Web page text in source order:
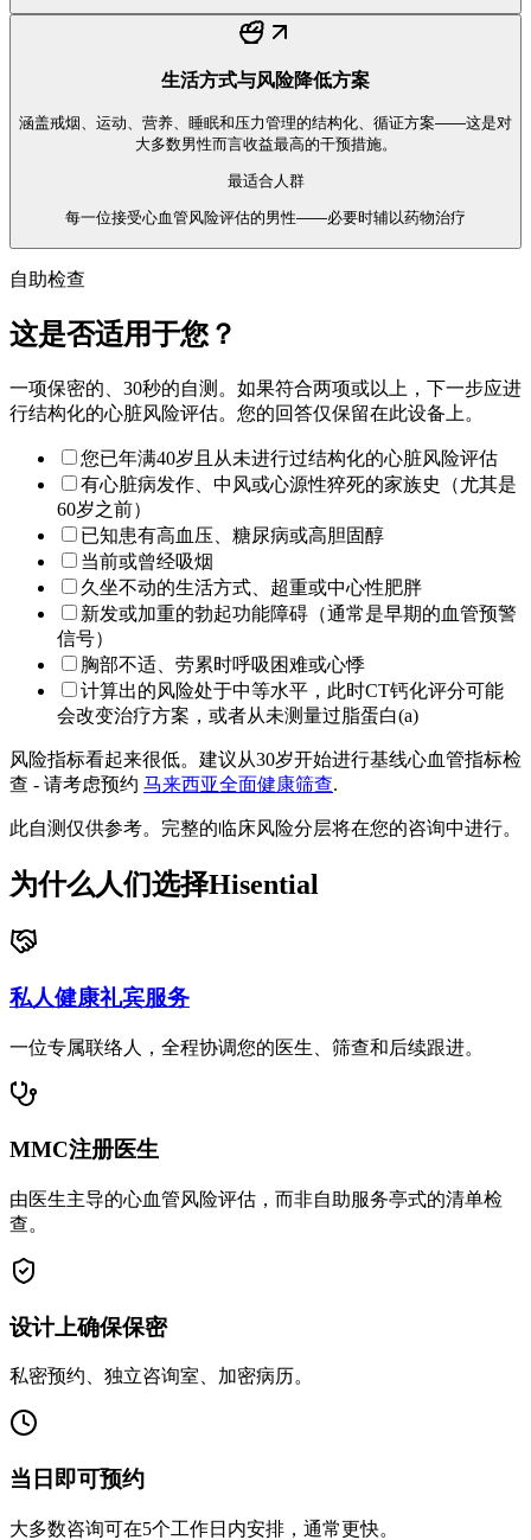
生活方式与风险降低方案
涵盖戒烟、运动、营养、睡眠和压力管理的结构化、循证方案——这是对
大多数男性而言收益最高的干预措施。
最适合人群
每一位接受心血管风险评估的男性——必要时辅以药物治疗
自助检查
这是否适用于您？
一项保密的、30秒的自测。如果符合两项或以上，下一步应进
行结构化的心脏风险评估。您的回答仅保留在此设备上。
您已年满40岁且从未进行过结构化的心脏风险评估
有心脏病发作、中风或心源性猝死的家族史（尤其是
60岁之前）
已知患有高血压、糖尿病或高胆固醇
当前或曾经吸烟
久坐不动的生活方式、超重或中心性肥胖
新发或加重的勃起功能障碍（通常是早期的血管预警
信号）
胸部不适、劳累时呼吸困难或心悸
计算出的风险处于中等水平，此时CT钙化评分可能
会改变治疗方案，或者从未测量过脂蛋白(a)
风险指标看起来很低。建议从30岁开始进行基线心血管指标检
查 - 请考虑预约 马来西亚全面健康筛查.
此自测仅供参考。完整的临床风险分层将在您的咨询中进行。
为什么人们选择Hisential
私人健康礼宾服务
一位专属联络人，全程协调您的医生、筛查和后续跟进。
MMC注册医生
由医生主导的心血管风险评估，而非自助服务亭式的清单检
查。
设计上确保保密
私密预约、独立咨询室、加密病历。
当日即可预约
大多数咨询可在5个工作日内安排，通常更快。